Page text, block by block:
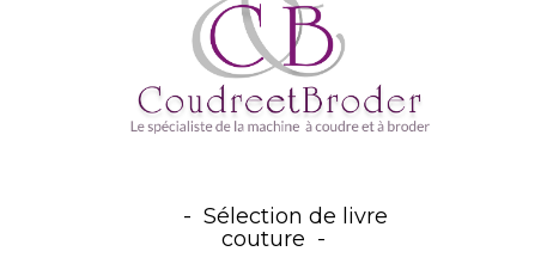
Sélection de livre
couture